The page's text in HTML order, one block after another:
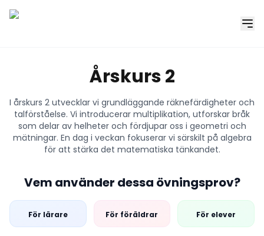
Årskurs 2
I årskurs 2 utvecklar vi grundläggande räknefärdigheter och
talförståelse. Vi introducerar multiplikation, utforskar bråk
som delar av helheter och fördjupar oss i geometri och
mätningar. En dag i veckan fokuserar vi särskilt på algebra
för att stärka det matematiska tänkandet.
Vem använder dessa övningsprov?
För lärare För föräldrar För elever